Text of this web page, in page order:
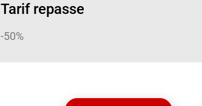
Tarif repasse
-50%